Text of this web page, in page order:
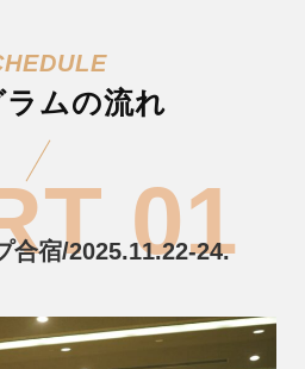
ムの流れ
合宿/2025.11.22-24.